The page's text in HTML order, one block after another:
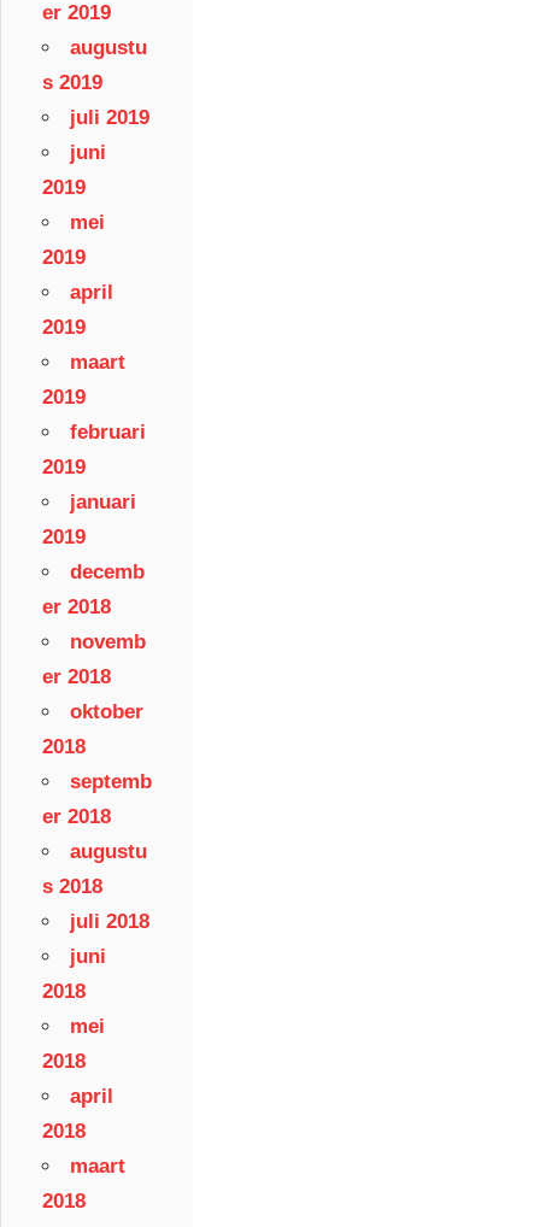
er 2019
augustu
s 2019
juli 2019
juni
2019
mei
2019
april
2019
maart
2019
februari
2019
januari
2019
decemb
er 2018
novemb
er 2018
oktober
2018
septemb
er 2018
augustu
s 2018
juli 2018
juni
2018
mei
2018
april
2018
maart
2018